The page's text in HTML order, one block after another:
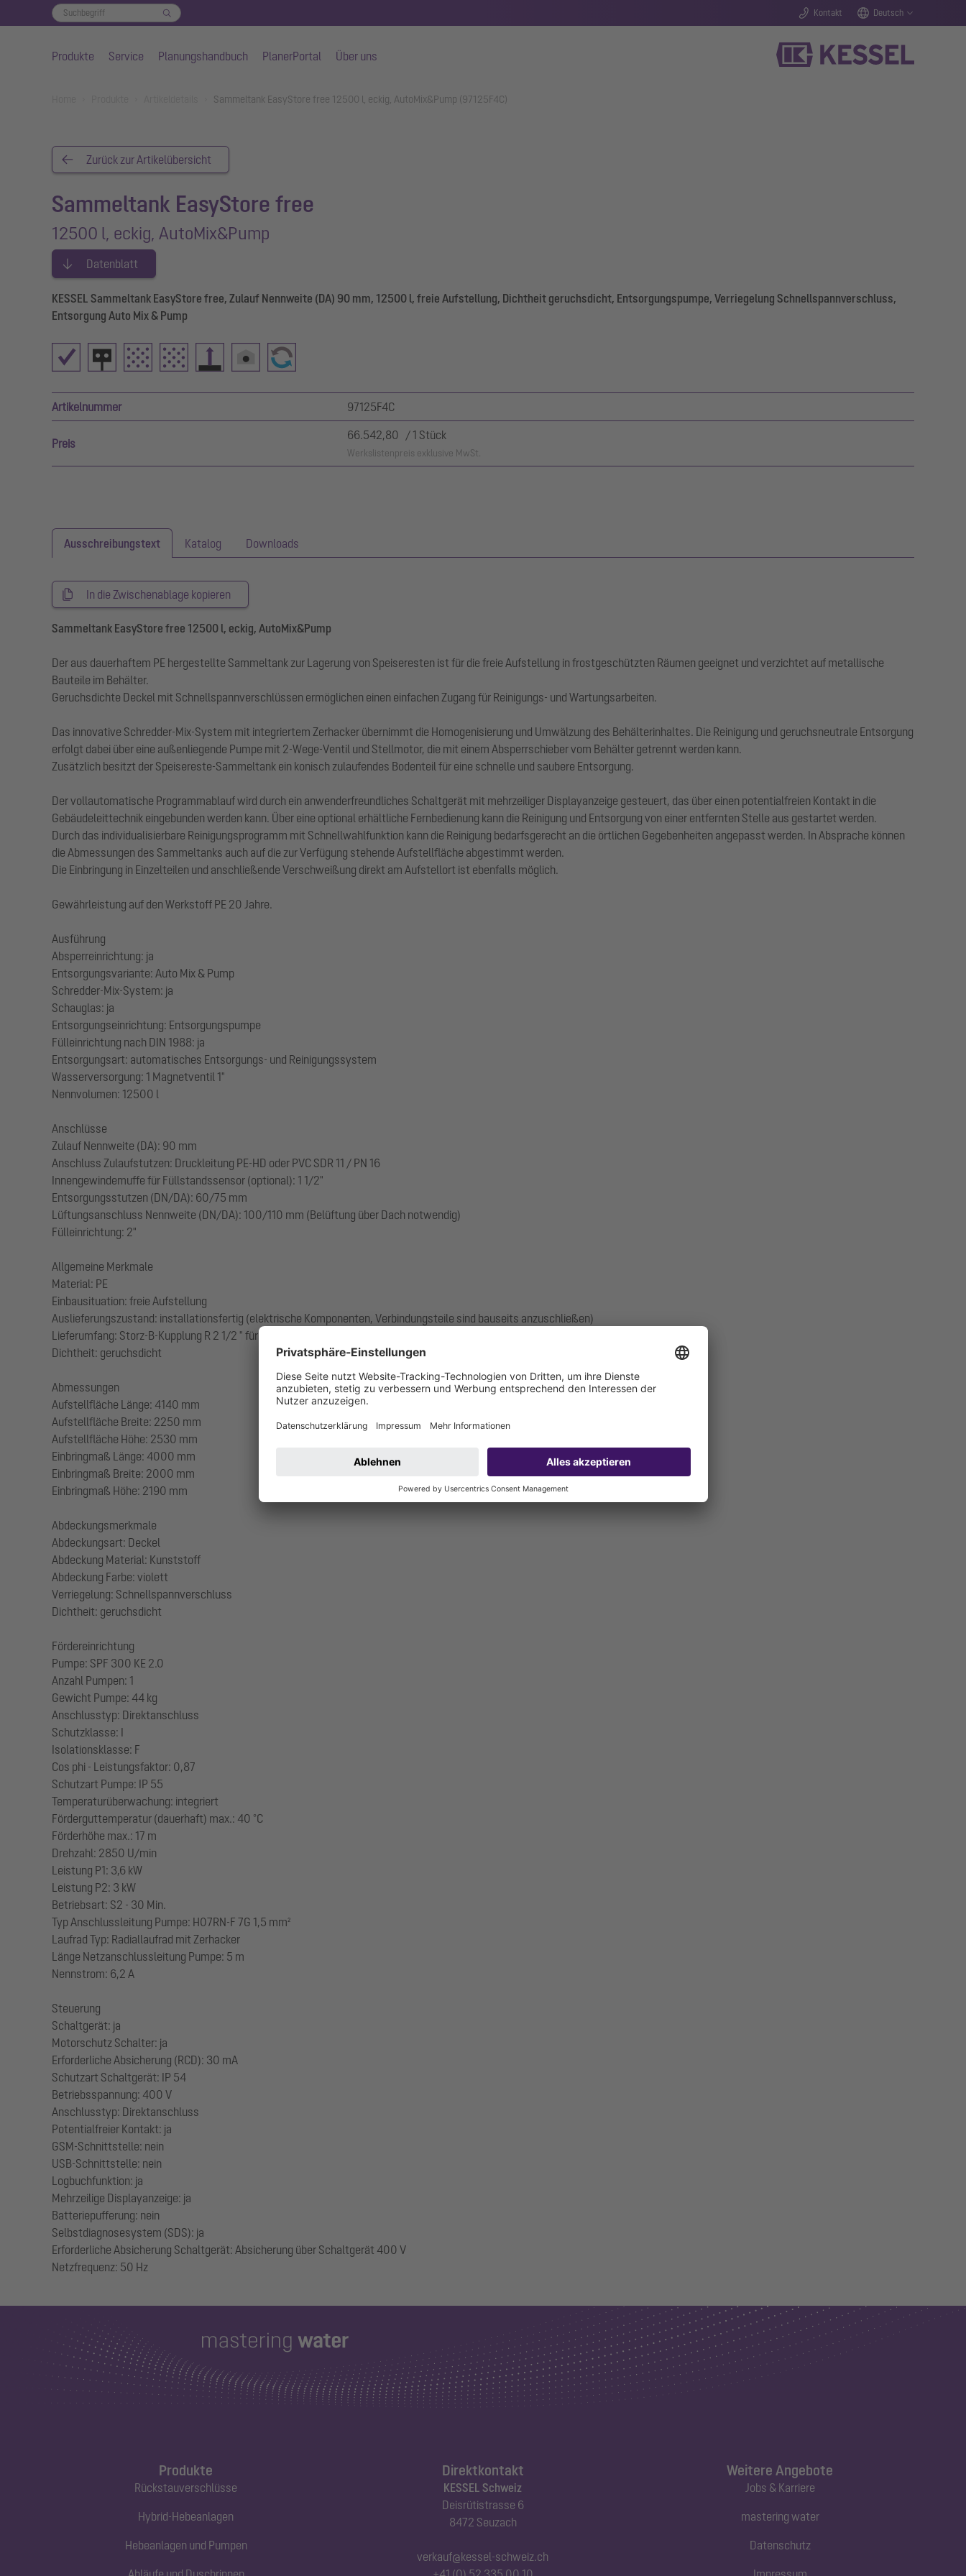
Kontakt Deutsch
Produkte Service Planungshandbuch PlanerPortal Über uns
Sammeltank EasyStore free 12500 l, eckig, AutoMix&Pump (97125F4C)
Zurück zur Artikelübersicht
Sammeltank EasyStore free
12500 l, eckig, AutoMix&Pump
Datenblatt
KESSEL Sammeltank EasyStore free, Zulauf Nennweite (DA) 90 mm, 12500 l, freie Aufstellung, Dichtheit geruchsdicht, Entsorgungspumpe, Verriegelung Schnellspannverschluss,
Entsorgung Auto Mix & Pump
Artikelnummer 97125F4C
Preis
66.542,80 / 1 Stück
Werkslistenpreis exklusive MwSt.
Ausschreibungstext Katalog Downloads
In die Zwischenablage kopieren
Sammeltank EasyStore free 12500 l, eckig, AutoMix&Pump
Der aus dauerhaftem PE hergestellte Sammeltank zur Lagerung von Speiseresten ist für die freie Aufstellung in frostgeschützten Räumen geeignet und verzichtet auf metallische
Bauteile im Behälter.
Geruchsdichte Deckel mit Schnellspannverschlüssen ermöglichen einen einfachen Zugang für Reinigungs- und Wartungsarbeiten.
Das innovative Schredder-Mix-System mit integriertem Zerhacker übernimmt die Homogenisierung und Umwälzung des Behälterinhaltes. Die Reinigung und geruchsneutrale Entsorgung
erfolgt dabei über eine außenliegende Pumpe mit 2-Wege-Ventil und Stellmotor, die mit einem Absperrschieber vom Behälter getrennt werden kann.
Zusätzlich besitzt der Speisereste-Sammeltank ein konisch zulaufendes Bodenteil für eine schnelle und saubere Entsorgung.
Der vollautomatische Programmablauf wird durch ein anwenderfreundliches Schaltgerät mit mehrzeiliger Displayanzeige gesteuert, das über einen potentialfreien Kontakt in die
Gebäudeleittechnik eingebunden werden kann. Über eine optional erhältliche Fernbedienung kann die Reinigung und Entsorgung von einer entfernten Stelle aus gestartet werden.
Durch das individualisierbare Reinigungsprogramm mit Schnellwahlfunktion kann die Reinigung bedarfsgerecht an die örtlichen Gegebenheiten angepasst werden. In Absprache können
die Abmessungen des Sammeltanks auch auf die zur Verfügung stehende Aufstellfläche abgestimmt werden.
Die Einbringung in Einzelteilen und anschließende Verschweißung direkt am Aufstellort ist ebenfalls möglich.
Gewährleistung auf den Werkstoff PE 20 Jahre.
Ausführung
Absperreinrichtung: ja
Entsorgungsvariante: Auto Mix & Pump
Schredder-Mix-System: ja
Schauglas: ja
Entsorgungseinrichtung: Entsorgungspumpe
Fülleinrichtung nach DIN 1988: ja
Entsorgungsart: automatisches Entsorgungs- und Reinigungssystem
Wasserversorgung: 1 Magnetventil 1"
Nennvolumen: 12500 l
Anschlüsse
Zulauf Nennweite (DA): 90 mm
Anschluss Zulaufstutzen: Druckleitung PE-HD oder PVC SDR 11 / PN 16
Innengewindemuffe für Füllstandssensor (optional): 1 1/2"
Entsorgungsstutzen (DN/DA): 60/75 mm
Lüftungsanschluss Nennweite (DN/DA): 100/110 mm (Belüftung über Dach notwendig)
Fülleinrichtung: 2"
Allgemeine Merkmale
Material: PE
Einbausituation: freie Aufstellung
Auslieferungszustand: installationsfertig (elektrische Komponenten, Verbindungsteile sind bauseits anzuschließen)
Lieferumfang: Storz-B-Kupplung R 2 1/2 " für Saugwagenanschluss
Dichtheit: geruchsdicht
Abmessungen
Aufstellfläche Länge: 4140 mm
Aufstellfläche Breite: 2250 mm
Aufstellfläche Höhe: 2530 mm
Einbringmaß Länge: 4000 mm
Einbringmaß Breite: 2000 mm
Einbringmaß Höhe: 2190 mm
Abdeckungsmerkmale
Abdeckungsart: Deckel
Abdeckung Material: Kunststoff
Abdeckung Farbe: violett
Verriegelung: Schnellspannverschluss
Dichtheit: geruchsdicht
Fördereinrichtung
Pumpe: SPF 300 KE 2.0
Anzahl Pumpen: 1
Gewicht Pumpe: 44 kg
Anschlusstyp: Direktanschluss
Schutzklasse: I
Isolationsklasse: F
Cos phi - Leistungsfaktor: 0,87
Schutzart Pumpe: IP 55
Temperaturüberwachung: integriert
Förderguttemperatur (dauerhaft) max.: 40 °C
Förderhöhe max.: 17 m
Drehzahl: 2850 U/min
Leistung P1: 3,6 kW
Leistung P2: 3 kW
Betriebsart: S2 - 30 Min.
Typ Anschlussleitung Pumpe: H07RN-F 7G 1,5 mm²
Laufrad Typ: Radiallaufrad mit Zerhacker
Länge Netzanschlussleitung Pumpe: 5 m
Nennstrom: 6,2 A
Steuerung
Schaltgerät: ja
Motorschutz Schalter: ja
Erforderliche Absicherung (RCD): 30 mA
Schutzart Schaltgerät: IP 54
Betriebsspannung: 400 V
Anschlusstyp: Direktanschluss
Potentialfreier Kontakt: ja
GSM-Schnittstelle: nein
USB-Schnittstelle: nein
Logbuchfunktion: ja
Mehrzeilige Displayanzeige: ja
Batteriepufferung: nein
Selbstdiagnosesystem (SDS): ja
Erforderliche Absicherung Schaltgerät: Absicherung über Schaltgerät 400 V
Produkte
Rückstauverschlüsse
Hybrid-Hebeanlagen
Hebeanlagen und Pumpen
Direktkontakt
KESSEL Schweiz
Deisrütistrasse 6
8472 Seuzach
verkauf@kessel-schweiz.ch
Weitere Angebote
Jobs & Karriere
mastering water
Datenschutz